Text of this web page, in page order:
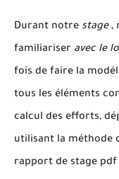
Durant notre stage,
familiariser avec le
fois de faire la
tous les éléments
calcul des efforts,
utilisant la méthode
rapport de stage